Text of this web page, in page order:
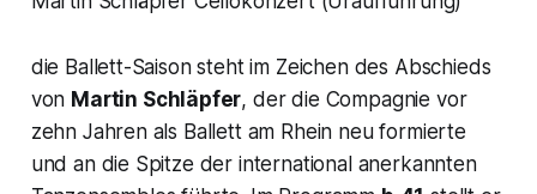
die Ballett-Saison steht im Zeichen des Abschieds
von Martin Schläpfer, der die Compagnie vor
zehn Jahren als Ballett am Rhein neu formierte
und an die Spitze der international anerkannten